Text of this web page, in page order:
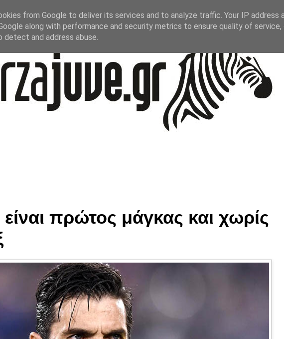
είναι πρώτος μάγκας και χωρίς
from Google to deliver its services and to analyze traffic. Your IP address
along with performance and security metrics to ensure quality of service,
and address abuse.